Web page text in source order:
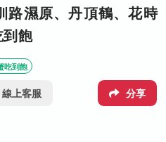
路濕原、丹頂鶴、花時
到飽
吃到飽
線上客服 分享